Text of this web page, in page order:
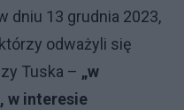
dniu 13 grudnia 2023,
odważyli się
Tuska – „w
w interesie